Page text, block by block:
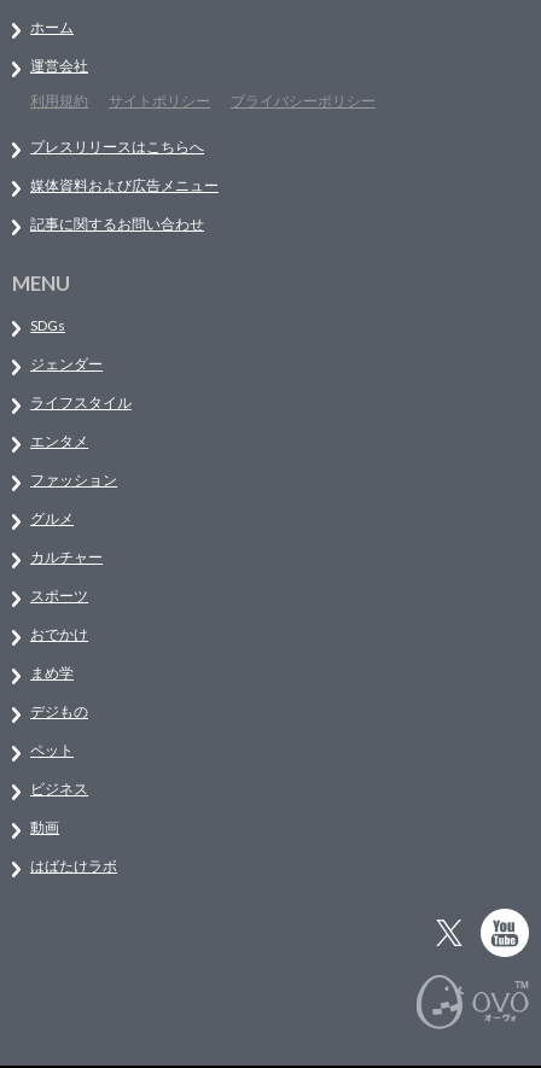
ホーム
運営会社
利用規約
サイトポリシー プライバシーポリシー
プレスリリースはこちらへ
媒体資料および広告メニュー
記事に関するお問い合わせ
MENU
SDGs
ジェンダー
ライフスタイル
エンタメ
ファッション
グルメ
カルチャー
スポーツ
おでかけ
まめ学
デジもの
ペット
ビジネス
動画
はばたけラボ